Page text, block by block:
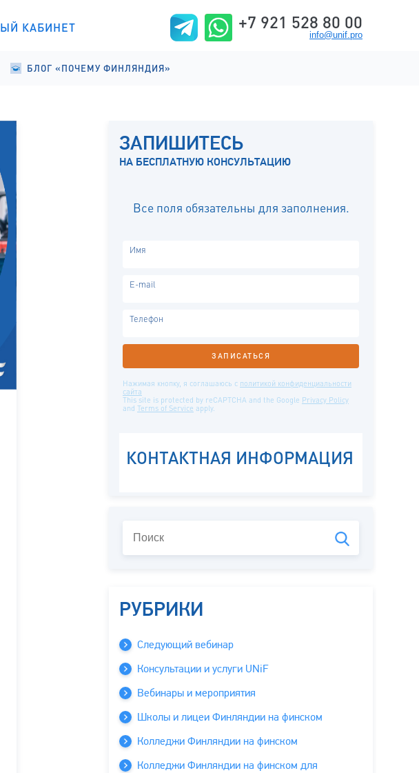
КАБИНЕТ +7 921 528 80 00
info@unif.pro
БЛОГ «ПОЧЕМУ ФИНЛЯНДИЯ»
СТУДЕНЧЕСКАЯ ЖИЗНЬЗАПИШИТЕСЬ
НА БЕСПЛАТНУЮ КОНСУЛЬТАЦИЮ
РУБРИКИ
Следующий вебинар
Консультации и услуги UNiF
Вебинары и мероприятия
Школы и лицеи Финляндии на финском
Колледжи Финляндии на финском
Колледжи Финляндии на финском для